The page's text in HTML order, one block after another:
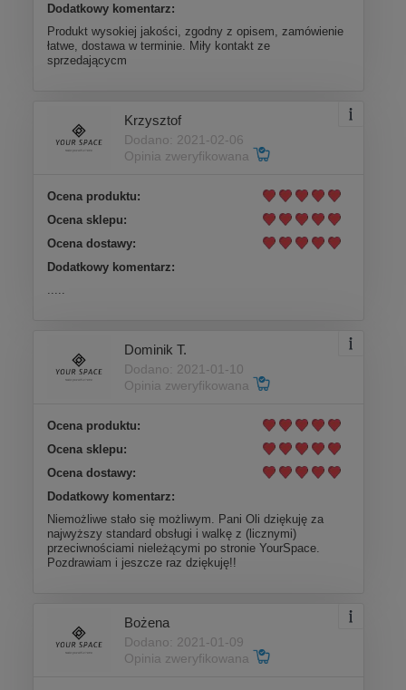
Dodatkowy komentarz:
Produkt wysokiej jakości, zgodny z opisem, zamówienie
łatwe, dostawa w terminie. Miły kontakt ze
sprzedającycm
Krzysztof
Dodano: 2021-02-06
Opinia zweryfikowana
Ocena produktu:
Ocena sklepu:
Ocena dostawy:
Dodatkowy komentarz:
Dominik T.
Dodano: 2021-01-10
Opinia zweryfikowana
Ocena produktu:
Ocena sklepu:
Ocena dostawy:
Dodatkowy komentarz:
Niemożliwe stało się możliwym. Pani Oli dziękuję za
najwyższy standard obsługi i walkę z (licznymi)
przeciwnościami nieleżącymi po stronie YourSpace.
Pozdrawiam i jeszcze raz dziękuję!!
Bożena
Dodano: 2021-01-09
Opinia zweryfikowana